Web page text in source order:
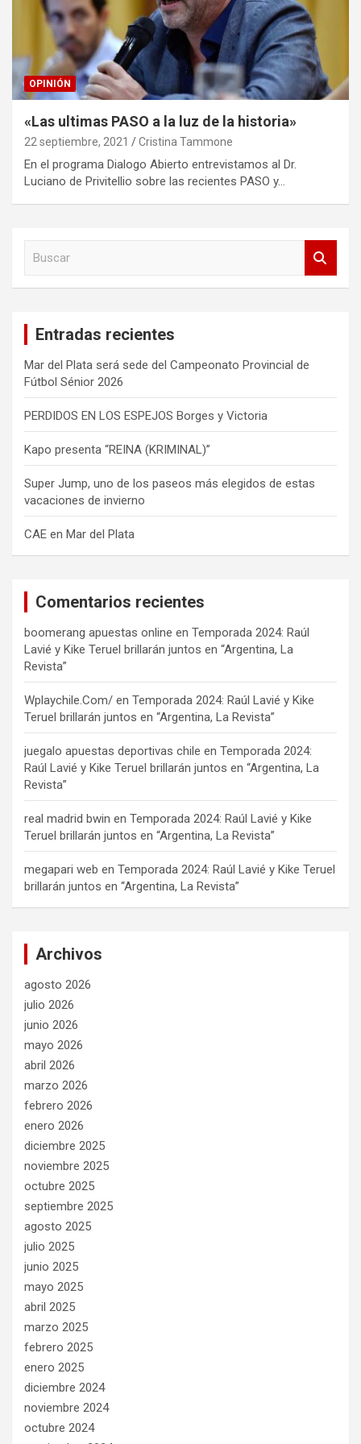
OPINIÓN
«Las ultimas PASO a la luz de la historia»
22 septiembre, 2021 Cristina Tammone
En el programa Dialogo Abierto entrevistamos al Dr.
Luciano de Privitellio sobre las recientes PASO y…
Entradas recientes
Mar del Plata será sede del Campeonato Provincial de
Fútbol Sénior 2026
PERDIDOS EN LOS ESPEJOS Borges y Victoria
Kapo presenta “REINA (KRIMINAL)”
Super Jump, uno de los paseos más elegidos de estas
vacaciones de invierno
CAE en Mar del Plata
Comentarios recientes
boomerang apuestas online en Temporada 2024: Raúl
Lavié y Kike Teruel brillarán juntos en “Argentina, La
Revista”
Wplaychile.Com/ en Temporada 2024: Raúl Lavié y Kike
Teruel brillarán juntos en “Argentina, La Revista”
juegalo apuestas deportivas chile en Temporada 2024:
Raúl Lavié y Kike Teruel brillarán juntos en “Argentina, La
Revista”
real madrid bwin en Temporada 2024: Raúl Lavié y Kike
Teruel brillarán juntos en “Argentina, La Revista”
megapari web en Temporada 2024: Raúl Lavié y Kike Teruel
brillarán juntos en “Argentina, La Revista”
Archivos
agosto 2026
julio 2026
junio 2026
mayo 2026
abril 2026
marzo 2026
febrero 2026
enero 2026
diciembre 2025
noviembre 2025
octubre 2025
septiembre 2025
agosto 2025
julio 2025
junio 2025
mayo 2025
abril 2025
marzo 2025
febrero 2025
enero 2025
diciembre 2024
noviembre 2024
octubre 2024